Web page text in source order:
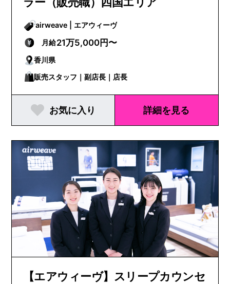
airweave | エアウィーヴ
月給21万5,000円〜
香川県
販売スタッフ｜副店長｜店長
お気に入り 詳細を見る
【エアウィーヴ】スリープカウンセ